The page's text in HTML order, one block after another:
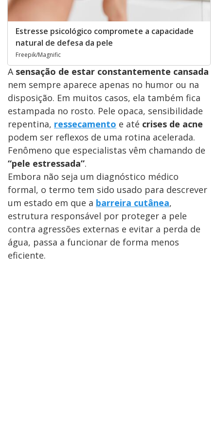
Estresse psicológico compromete a capacidade
natural de defesa da pele
Freepik/Magnific
A sensação de estar constantemente cansada
nem sempre aparece apenas no humor ou na
disposição. Em muitos casos, ela também fica
estampada no rosto. Pele opaca, sensibilidade
repentina, ressecamento e até crises de acne
podem ser reflexos de uma rotina acelerada.
Fenômeno que especialistas vêm chamando de
“pele estressada”.
Embora não seja um diagnóstico médico
formal, o termo tem sido usado para descrever
um estado em que a barreira cutânea,
estrutura responsável por proteger a pele
contra agressões externas e evitar a perda de
água, passa a funcionar de forma menos
eficiente.